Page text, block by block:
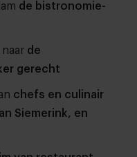
de bistronomie-
de
gerecht
chefs en culinair
Siemerink, en